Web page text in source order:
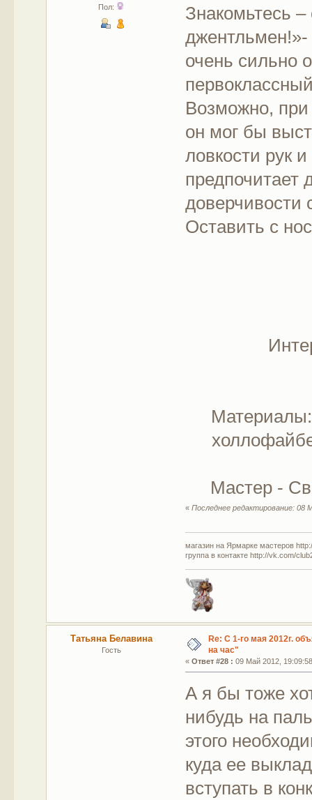
Пол:
Знакомьтесь
джентльмен!»-
очень сильно
Возможно, при
он мог бы
ловкости рук
предпочитает
доверчивости
Оставить с
Материалы:
Мастер -
«Последнее редактирование: 08
магазин на Ярмарке мастеров
группа в контакте http://vk.com/
Татьяна Белавина
Гость
Re: С 1-го мая 2012г.
на час"
«Ответ #28 : 09 Май 2012,
А я бы тоже
нибудь на
этого
куда ее
вступать в